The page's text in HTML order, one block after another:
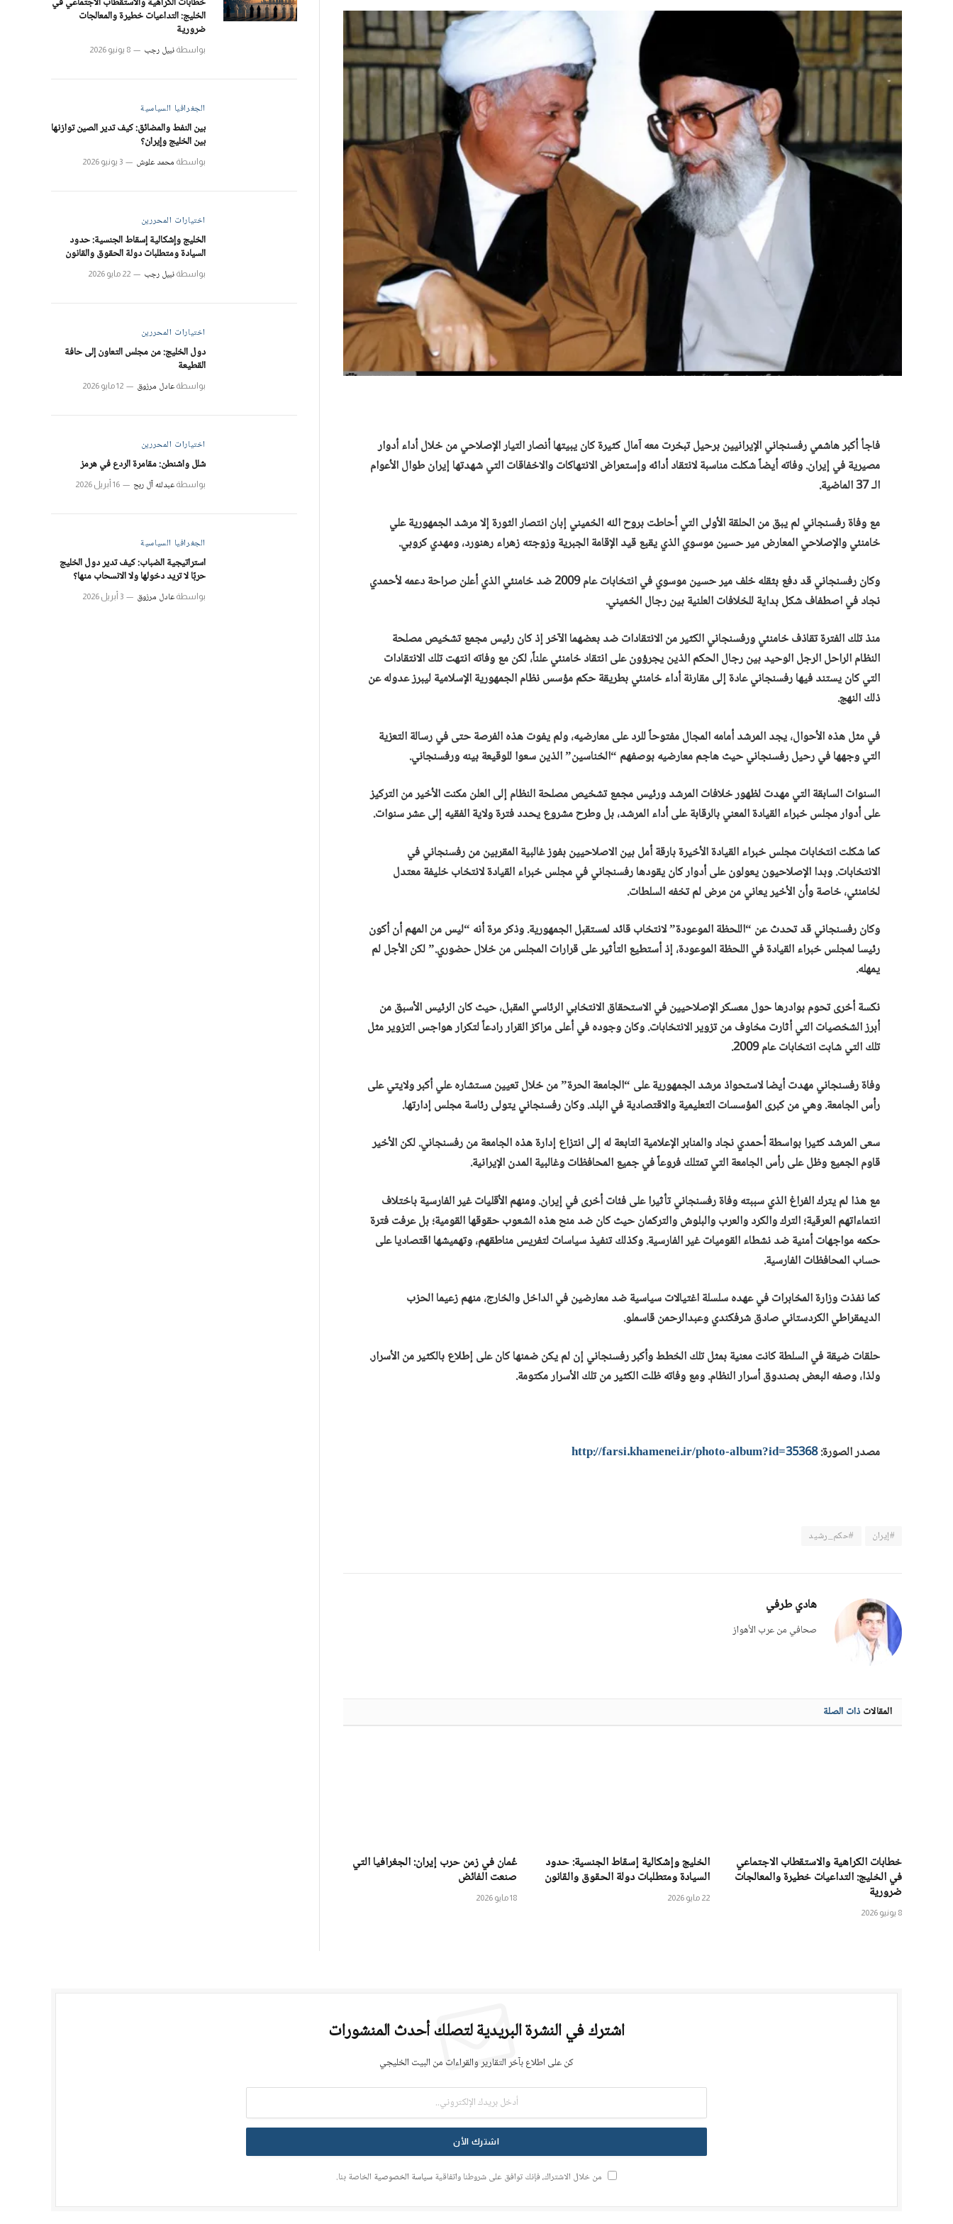
فاجأ أكبر هاشمي رفسنجاني الإيرانيين برحيل تبخرت معه آمال كثيرة كان يبيتها أنصار التيار الإصلاحي من خلال أداء أدوار
مصيرية في إيران. وفاته أيضاً شكلت مناسبة لانتقاد أدائه وإستعراض الانتهاكات والاخفاقات التي شهدتها إيران طوال الأعوام
الـ 37 الماضية.
مع وفاة رفسنجاني لم يبق من الحلقة الأولى التي أحاطت بروح الله الخميني إبان انتصار الثورة إلا مرشد الجمهورية علي
خامنئي والإصلاحي المعارض مير حسين موسوي الذي يقبع قيد الإقامة الجبرية وزوجته زهراء رهنورد، ومهدي كروبي.
وكان رفسنجاني قد دفع بثقله خلف مير حسين موسوي في انتخابات عام 2009 ضد خامنئي الذي أعلن صراحة دعمه لأحمدي
نجاد في اصطفاف شكل بداية للخلافات العلنية بين رجال الخميني.
منذ تلك الفترة تقاذف خامنئي ورفسنجاني الكثير من الانتقادات ضد بعضهما الآخر إذ كان رئيس مجمع تشخيص مصلحة
النظام الراحل الرجل الوحيد بين رجال الحكم الذين يجرؤون على انتقاد خامنئي علناً، لكن مع وفاته انتهت تلك الانتقادات
التي كان يستند فيها رفسنجاني عادة إلى مقارنة أداء خامنئي بطريقة حكم مؤسس نظام الجمهورية الإسلامية ليبرز عدوله عن
ذلك النهج.
في مثل هذه الأحوال، يجد المرشد أمامه المجال مفتوحاً للرد على معارضيه، ولم يفوت هذه الفرصة حتى في رسالة التعزية
التي وجهها في رحيل رفسنجاني حيث هاجم معارضيه بوصفهم “الخناسين” الذين سعوا للوقيعة بينه ورفسنجاني.
السنوات السابقة التي مهدت لظهور خلافات المرشد ورئيس مجمع تشخيص مصلحة النظام إلى العلن مكنت الأخير من التركيز
على أدوار مجلس خبراء القيادة المعني بالرقابة على أداء المرشد، بل وطرح مشروع يحدد فترة ولاية الفقيه إلى عشر سنوات.
كما شكلت انتخابات مجلس خبراء القيادة الأخيرة بارقة أمل بين الاصلاحيين بفوز غالبية المقربين من رفسنجاني في
الانتخابات. وبدا الإصلاحيون يعولون على أدوار كان يقودها رفسنجاني في مجلس خبراء القيادة لانتخاب خليفة معتدل
لخامنئي، خاصة وأن الأخير يعاني من مرض لم تخفه السلطات.
وكان رفسنجاني قد تحدث عن “اللحظة الموعودة” لانتخاب قائد لمستقبل الجمهورية. وذكر مرة أنه “ليس من المهم أن أكون
رئيسا لمجلس خبراء القيادة في اللحظة الموعودة، إذ أستطيع التأثير على قرارات المجلس من خلال حضوري.” لكن الأجل لم
يمهله.
نكسة أخرى تحوم بوادرها حول معسكر الإصلاحيين في الاستحقاق الانتخابي الرئاسي المقبل، حيث كان الرئيس الأسبق من
أبرز الشخصيات التي أثارت مخاوف من تزوير الانتخابات. وكان وجوده في أعلى مراكز القرار رادعاً لتكرار هواجس التزوير مثل
تلك التي شابت انتخابات عام 2009.
وفاة رفسنجاني مهدت أيضا لاستحواذ مرشد الجمهورية على “الجامعة الحرة” من خلال تعيين مستشاره علي أكبر ولايتي على
رأس الجامعة. وهي من كبرى المؤسسات التعليمية والاقتصادية في البلد. وكان رفسنجاني يتولى رئاسة مجلس إدارتها.
سعى المرشد كثيرا بواسطة أحمدي نجاد والمنابر الإعلامية التابعة له إلى انتزاع إدارة هذه الجامعة من رفسنجاني. لكن الأخير
قاوم الجميع وظل على رأس الجامعة التي تمتلك فروعاً في جميع المحافظات وغالبية المدن الإيرانية.
مع هذا لم يترك الفراغ الذي سببته وفاة رفسنجاني تأثيرا على فئات أخرى في إيران. ومنهم الأقليات غير الفارسية باختلاف
انتماءاتهم العرقية؛ الترك والكرد والعرب والبلوش والتركمان حيث كان ضد منح هذه الشعوب حقوقها القومية؛ بل عرفت فترة
حكمه مواجهات أمنية ضد نشطاء القوميات غير الفارسية. وكذلك تنفيذ سياسات لتفريس مناطقهم، وتهميشها اقتصاديا على
حساب المحافظات الفارسية.
كما نفذت وزارة المخابرات في عهده سلسلة اغتيالات سياسية ضد معارضين في الداخل والخارج، منهم زعيما الحزب
الديمقراطي الكردستاني صادق شرفكندي وعبدالرحمن قاسملو.
حلقات ضيقة في السلطة كانت معنية بمثل تلك الخطط وأكبر رفسنجاني إن لم يكن ضمنها كان على إطلاع بالكثير من الأسرار.
ولذا، وصفه البعض بصندوق أسرار النظام. ومع وفاته ظلت الكثير من تلك الأسرار مكتومة.
مصدر الصورة:http://farsi.khamenei.ir/photo-album?id=35368
#إيران #حكم_رشيد
هادي طرفي
صحافي من عرب الأهواز
المقالات ذات الصلة
خطابات الكراهية والاستقطاب الاجتماعي
في الخليج: التداعيات خطيرة والمعالجات
ضرورية
8 يونيو 2026
الخليج وإشكالية إسقاط الجنسية: حدود
السيادة ومتطلبات دولة الحقوق والقانون
22 مايو 2026
عُمان في زمن حرب إيران: الجغرافيا التي
صنعت الفائض
18 مايو 2026
الخليج: التداعيات خطيرة والمعالجات
ضرورية
بواسطة نبيل رجب 8 يونيو 2026
الجغرافيا السياسية
بين النفط والمضائق: كيف تدير الصين توازنها
بين الخليج وإيران؟
بواسطة محمد علوش 3 يونيو 2026
اختيارات المحررين
الخليج وإشكالية إسقاط الجنسية: حدود
السيادة ومتطلبات دولة الحقوق والقانون
بواسطة نبيل رجب 22 مايو 2026
اختيارات المحررين
دول الخليج: من مجلس التعاون إلى حافة
القطيعة
بواسطة عادل مرزوق 12 مايو 2026
اختيارات المحررين
شلل واشنطن: مقامرة الردع في هرمز
بواسطة عبدلله آل ربح 16 أبريل 2026
الجغرافيا السياسية
استراتيجية الضباب: كيف تدير دول الخليج
حربًا لا تريد دخولها ولا الانسحاب منها؟
بواسطة عادل مرزوق 3 أبريل 2026
اشترك في النشرة البريدية لتصلك أحدث المنشورات
كن على اطلاع بآخر التقارير والقراءات من البيت الخليجي
من خلال الاشتراك، فإنك توافق على شروطنا واتفاقيةسياسة الخصوصية الخاصة بنا.